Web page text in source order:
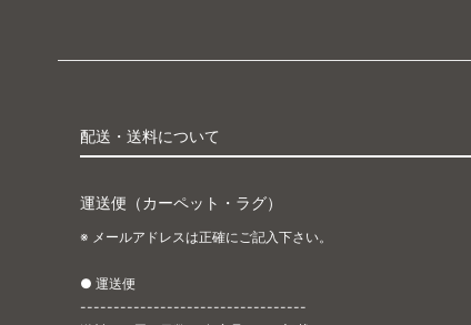
配送・送料について
運送便（カーペット・ラグ）
※ メールアドレスは正確にご記入下さい。
● 運送便
----------------------------------